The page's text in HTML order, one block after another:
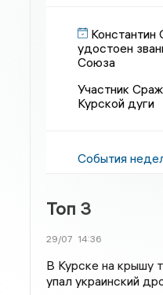
Константин
удостоен
Союза
Участник
Курской дуги
События
Топ 3
29/07 14:36
В Курске на крышу
упал украинский